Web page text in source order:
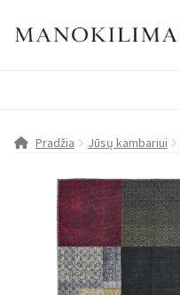
Patarimai
Apie mus
Pradžia Jūsų kambariui